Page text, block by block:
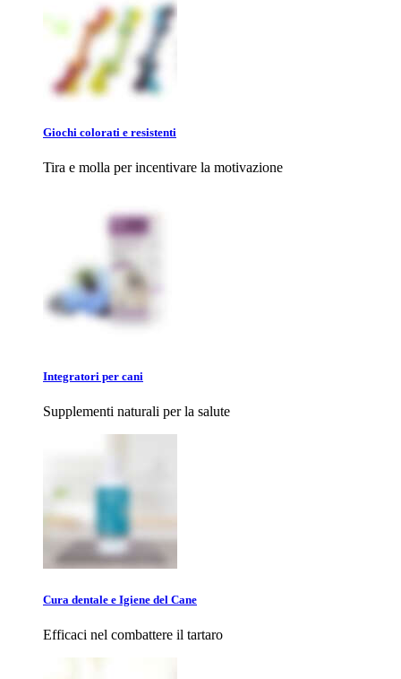
Giochi colorati e resistenti
Tira e molla per incentivare la motivazione
Integratori per cani
Supplementi naturali per la salute
Cura dentale e Igiene del Cane
Efficaci nel combattere il tartaro